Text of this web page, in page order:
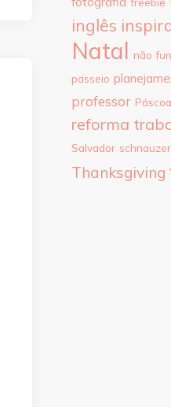
inglês
Natal não
passeio
professor Páscoa
reforma
Salvador schnauzer
Thanksgiving